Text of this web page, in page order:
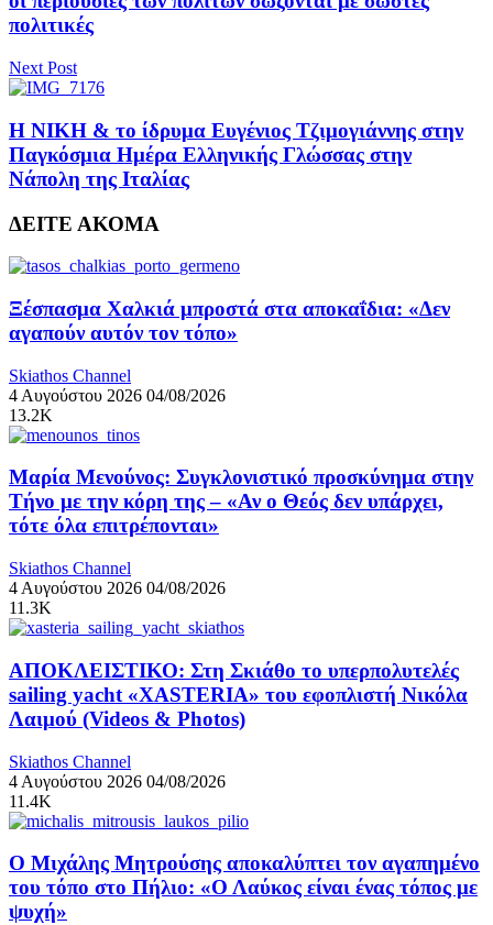
πολιτικές
Next Post
Η ΝΙΚΗ & το ίδρυμα Ευγένιος Τζιμογιάννης στην
Παγκόσμια Ημέρα Ελληνικής Γλώσσας στην
Νάπολη της Ιταλίας
ΔΕΙΤΕ ΑΚΟΜΑ
Ξέσπασμα Χαλκιά μπροστά στα αποκαΐδια: «Δεν
αγαπούν αυτόν τον τόπο»
Skiathos Channel
4 Αυγούστου 2026 04/08/2026
13.2K
Μαρία Μενούνος: Συγκλονιστικό προσκύνημα στην
Τήνο με την κόρη της – «Αν ο Θεός δεν υπάρχει,
τότε όλα επιτρέπονται»
Skiathos Channel
4 Αυγούστου 2026 04/08/2026
11.3K
ΑΠΟΚΛΕΙΣΤΙΚΟ: Στη Σκιάθο το υπερπολυτελές
sailing yacht «XASTERIA» του εφοπλιστή Νικόλα
Λαιμού (Videos & Photos)
Skiathos Channel
4 Αυγούστου 2026 04/08/2026
11.4K
Ο Μιχάλης Μητρούσης αποκαλύπτει τον αγαπημένο
του τόπο στο Πήλιο: «Ο Λαύκος είναι ένας τόπος με
ψυχή»